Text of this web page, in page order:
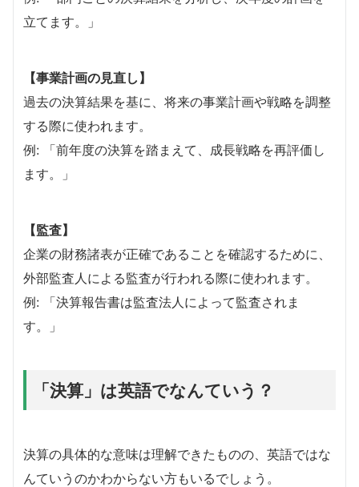
立てます。」
【事業計画の見直し】
過去の決算結果を基に、将来の事業計画や戦略を調整
する際に使われます。
例: 「前年度の決算を踏まえて、成長戦略を再評価し
ます。」
【監査】
企業の財務諸表が正確であることを確認するために、
外部監査人による監査が行われる際に使われます。
例: 「決算報告書は監査法人によって監査されま
す。」
「決算」は英語でなんていう？
決算の具体的な意味は理解できたものの、英語ではな
んていうのかわからない方もいるでしょう。